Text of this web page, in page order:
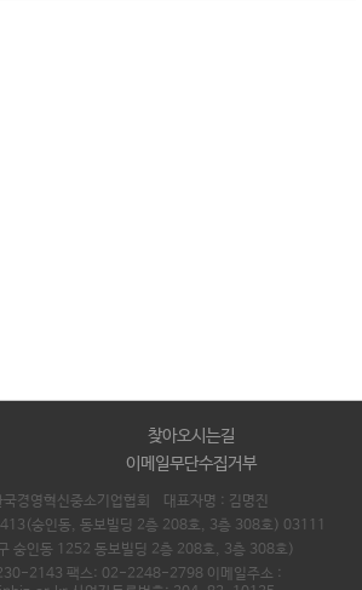
찾아오시는길
이메일무단수집거부
경영혁신중소기업협회 대표자명 : 김명진
413(숭인동, 동보빌딩 2층 208호, 3층 308호) 03111
숭인동 1252 동보빌딩 2층 208호, 3층 308호)
2143 팩스: 02-2248-2798 이메일주소 :